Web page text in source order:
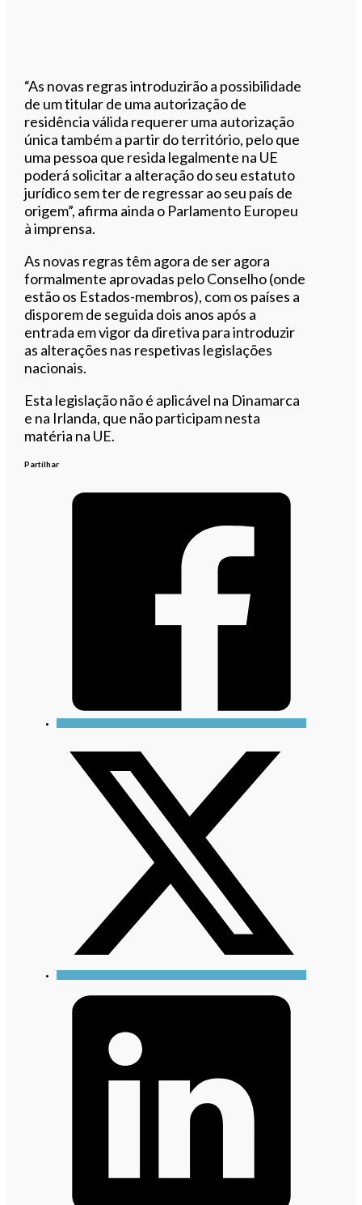
“As novas regras introduzirão a possibilidade
de um titular de uma autorização de
residência válida requerer uma autorização
única também a partir do território, pelo que
uma pessoa que resida legalmente na UE
poderá solicitar a alteração do seu estatuto
jurídico sem ter de regressar ao seu país de
origem”, afirma ainda o Parlamento Europeu
à imprensa.
As novas regras têm agora de ser agora
formalmente aprovadas pelo Conselho (onde
estão os Estados-membros), com os países a
disporem de seguida dois anos após a
entrada em vigor da diretiva para introduzir
as alterações nas respetivas legislações
nacionais.
Esta legislação não é aplicável na Dinamarca
e na Irlanda, que não participam nesta
matéria na UE.
Partilhar